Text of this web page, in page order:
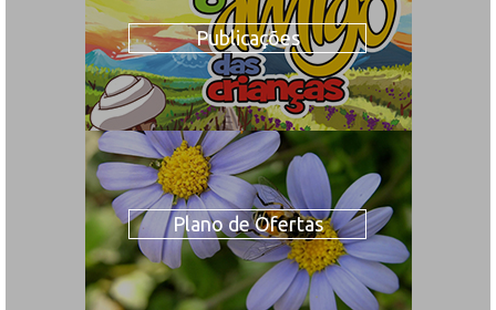
Publicações
Plano de Ofertas